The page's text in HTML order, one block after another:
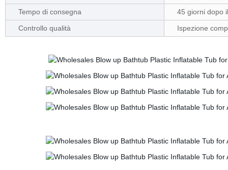
Tempo di consegna
45 giorni dopo
Controllo qualità
Ispezione